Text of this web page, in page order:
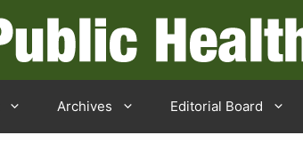
Archives Editorial Board